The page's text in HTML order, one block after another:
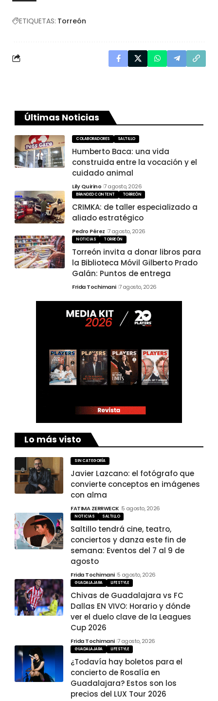
ETIQUETAS: Torreón
Últimas Noticias
COLABORADORES SALTILLO
Humberto Baca: una vida
construida entre la vocación y el
cuidado animal
Lily Quirino 7 agosto, 2026
BRANDED CONTENT TORREÓN
CRIMKA: de taller especializado a
aliado estratégico
Pedro Pérez 7 agosto, 2026
NOTICIAS TORREÓN
Torreón invita a donar libros para
la Biblioteca Móvil Gilberto Prado
Galán: Puntos de entrega
Frida Tochimani 7 agosto, 2026
Lo más visto
SIN CATEGORÍA
Javier Lazcano: el fotógrafo que
convierte conceptos en imágenes
con alma
FATIMA ZERRWECK 5 agosto, 2026
NOTICIAS SALTILLO
Saltillo tendrá cine, teatro,
conciertos y danza este fin de
semana: Eventos del 7 al 9 de
agosto
Frida Tochimani 5 agosto, 2026
GUADALAJARA LIFESTYLE
Chivas de Guadalajara vs FC
Dallas EN VIVO: Horario y dónde
ver el duelo clave de la Leagues
Cup 2026
Frida Tochimani 7 agosto, 2026
GUADALAJARA LIFESTYLE
¿Todavía hay boletos para el
concierto de Rosalía en
Guadalajara? Estos son los
precios del LUX Tour 2026